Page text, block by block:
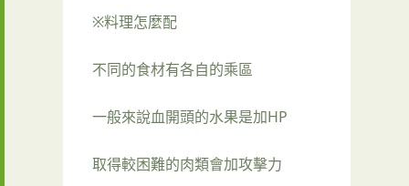
※料理怎麼配
不同的食材有各自的乘區
一般來說血開頭的水果是加HP
取得較困難的肉類會加攻擊力